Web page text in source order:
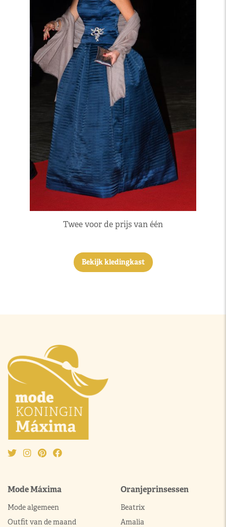
Twee voor de prijs van één
Bekijk kledingkast
Mode Máxima
Mode algemeen
Outfit van de maand
Oranjeprinsessen
Beatrix
Amalia